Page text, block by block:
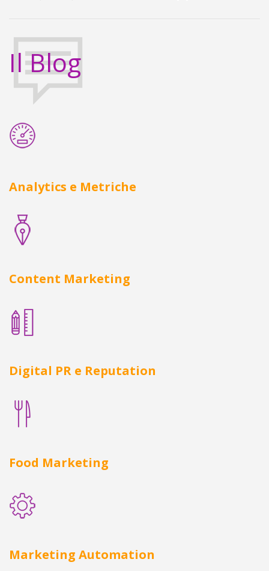
Il Blog
Analytics e Metriche
Content Marketing
Digital PR e Reputation
Food Marketing
Marketing Automation